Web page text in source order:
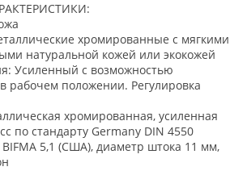
хромированные с мягкими
натуральной кожей или экокожей
Усиленный с возможностью
рабочем положении. Регулировка
хромированная, усиленная
по стандарту Germany DIN 4550
5,1 (США), диаметр штока 11 мм,